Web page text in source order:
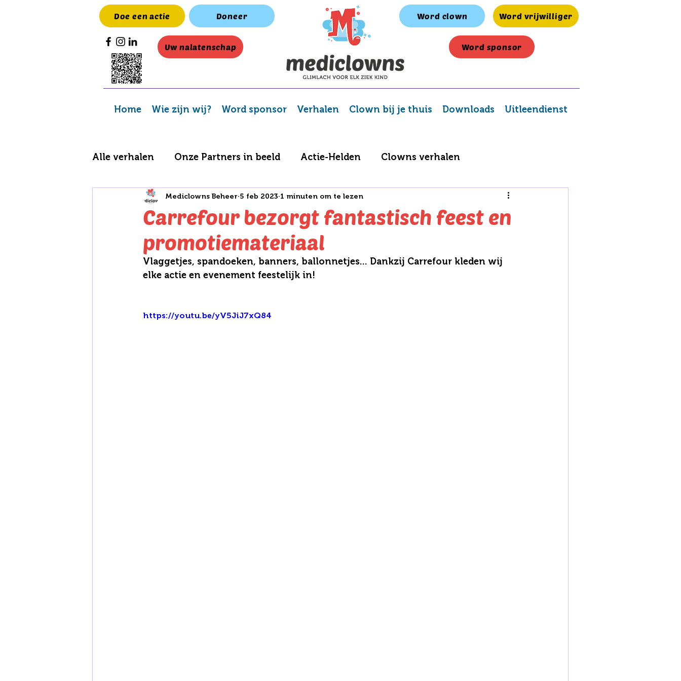
Doe een actie Doneer
Uw nalatenschap Word sponsor
Word vrijwilliger
Word clown
Home Wie zijn wij? Word sponsor Verhalen Clown bij je thuis Downloads Uitleendienst
Alle verhalen Onze Partners in beeld Actie-Helden Clowns verhalen
Acties en inzamelingen Spelletjes album BV Challenge
Carrefour bezorgt fantastisch feest en
promotiemateriaal
Mediclowns Beheer 5 feb 2023 1 minuten om te lezen
Vlaggetjes, spandoeken, banners, ballonnetjes... Dankzij Carrefour kleden wij
elke actie en evenement feestelijk in!
https://youtu.be/yV5JiJ7xQ84